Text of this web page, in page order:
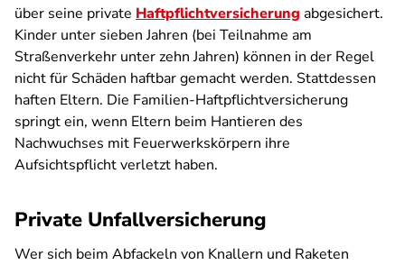
über seine private Haftpflichtversicherung abgesichert.
Kinder unter sieben Jahren (bei Teilnahme am
Straßenverkehr unter zehn Jahren) können in der Regel
nicht für Schäden haftbar gemacht werden. Stattdessen
haften Eltern. Die Familien-Haftpflichtversicherung
springt ein, wenn Eltern beim Hantieren des
Nachwuchses mit Feuerwerkskörpern ihre
Aufsichtspflicht verletzt haben.
Private Unfallversicherung
Wer sich beim Abfackeln von Knallern und Raketen